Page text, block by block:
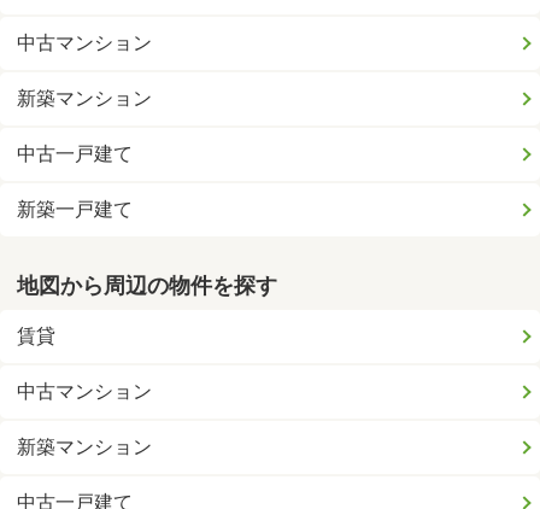
中古マンション
新築マンション
中古一戸建て
新築一戸建て
地図から周辺の物件を探す
賃貸
中古マンション
新築マンション
中古一戸建て